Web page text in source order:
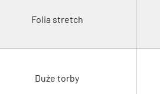
Folia stretch
Duże torby